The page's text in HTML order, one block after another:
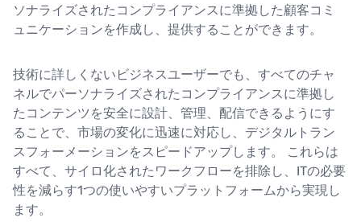
ソナライズされたコンプライアンスに準拠した顧客コミ
ュニケーションを作成し、提供することができます。
技術に詳しくないビジネスユーザーでも、すべてのチャ
ネルでパーソナライズされたコンプライアンスに準拠し
たコンテンツを安全に設計、管理、配信できるようにす
ることで、市場の変化に迅速に対応し、デジタルトラン
スフォーメーションをスピードアップします。 これらは
すべて、サイロ化されたワークフローを排除し、ITの必要
性を減らす1つの使いやすいプラットフォームから実現し
ます。